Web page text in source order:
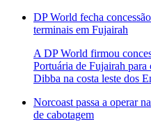
DP World fecha
terminais em Fujairah
A DP World firmou
Portuária de Fujairah
Dibba na costa leste dos
Norcoast passa a operar
de cabotagem